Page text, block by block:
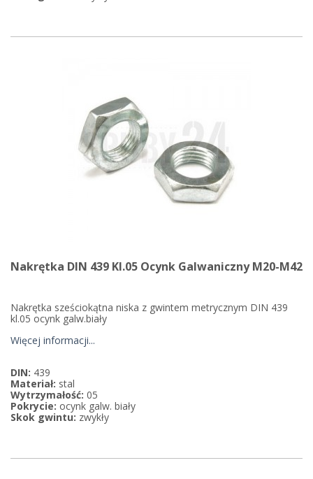
Nakrętka DIN 439 Kl.05 Ocynk Galwaniczny M20-M42
Nakrętka sześciokątna niska z gwintem metrycznym DIN 439
kl.05 ocynk galw.biały
Więcej informacji...
DIN: 439
Materiał: stal
Wytrzymałość: 05
Pokrycie: ocynk galw. biały
Skok gwintu: zwykły